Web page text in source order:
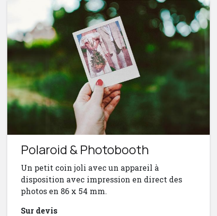
Polaroid & Photobooth
Un petit coin joli avec un appareil à
disposition avec impression en direct des
photos en 86 x 54 mm.
Sur devis